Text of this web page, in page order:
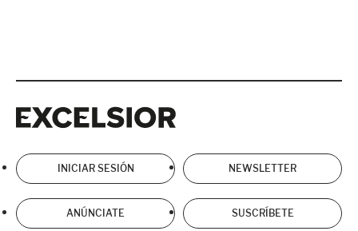
INICIAR SESIÓN NEWSLETTER
ANÚNCIATE SUSCRÍBETE